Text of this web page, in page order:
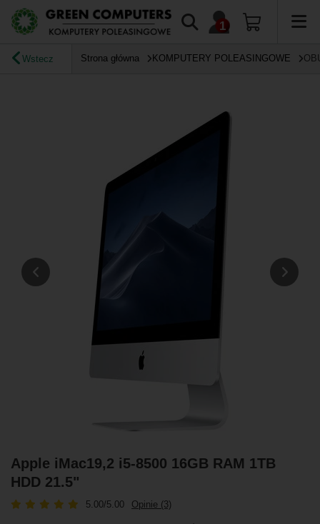
Wstecz Strona główna KOMPUTERY POLEASINGOWE
Apple iMac19,2 i5-8500 16GB RAM 1TB
HDD 21.5"
5.00/5.00 Opinie (3)